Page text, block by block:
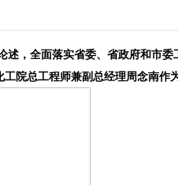
实省委、省政府和市委工作要
工院总工程师兼副总经理周念南作为